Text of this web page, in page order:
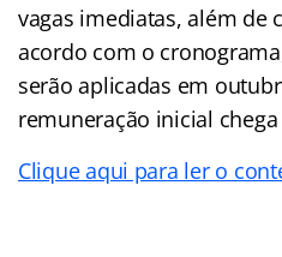
vagas imediatas, além de
acordo com o
serão aplicadas em
remuneração inicial chega
Clique aqui para ler o